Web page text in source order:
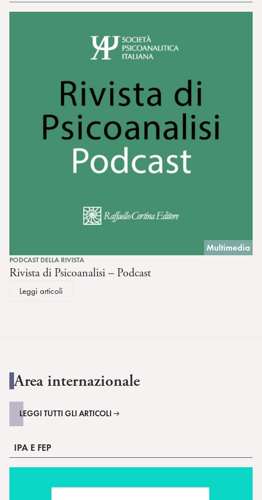
Multimedia
PODCAST DELLA RIVISTA
Rivista di Psicoanalisi – Podcast
Leggi articoli
Area internazionale
LEGGI TUTTI GLI ARTICOLI
IPA E FEP